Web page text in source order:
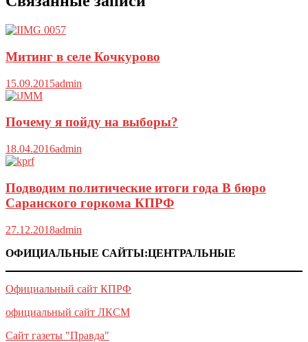
Митинг в селе Кочкурово
15.09.2015admin
Почему я пойду на выборы?
18.04.2016admin
Подводим политические итоги года В бюро
Саранского горкома КПРФ
27.12.2018admin
ОФИЦИАЛЬНЫЕ САЙТЫ:ЦЕНТРАЛЬНЫЕ
Официальный сайт КПРФ
официальный сайт ЛКСМ
Сайт газеты "Правда"